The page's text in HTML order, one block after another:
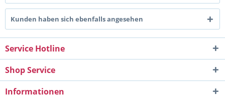
Kunden haben sich ebenfalls angesehen
Service Hotline
Shop Service
Informationen